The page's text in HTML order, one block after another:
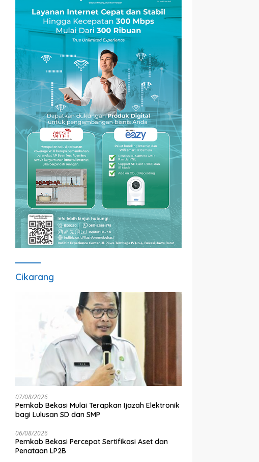
Cikarang
07/08/2026
Pemkab Bekasi Mulai Terapkan Ijazah Elektronik
bagi Lulusan SD dan SMP
06/08/2026
Pemkab Bekasi Percepat Sertifikasi Aset dan
Penataan LP2B